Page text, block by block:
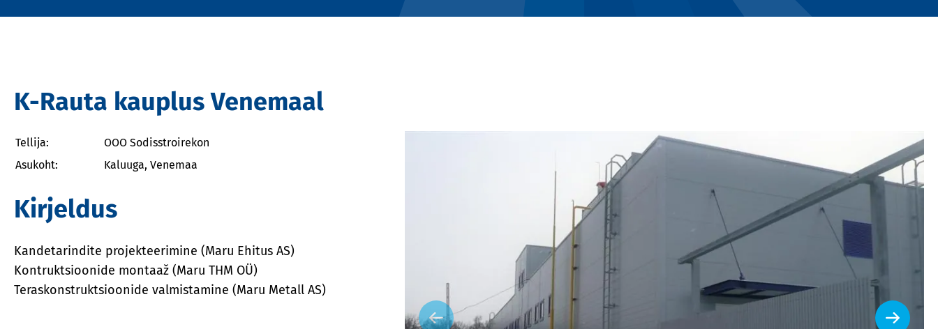
K-Rauta kauplus Venemaal
Tellija:
OOO Sodisstroirekon
Asukoht:
Kaluuga, Venemaa
Kirjeldus
Kandetarindite projekteerimine (Maru Ehitus AS)
Kontruktsioonide montaaž (Maru THM OÜ)
Teraskonstruktsioonide valmistamine (Maru Metall AS)